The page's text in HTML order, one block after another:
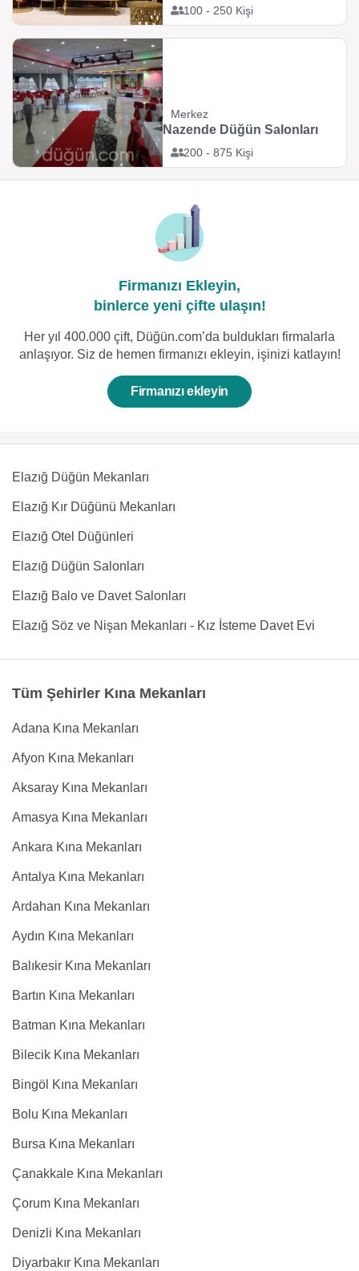
100 - 250 Kişi
Merkez
200 - 875 Kişi
Nazende Düğün Salonları
Firmanızı Ekleyin,
binlerce yeni çifte ulaşın!
Her yıl 400.000 çift, Düğün.com’da buldukları firmalarla
anlaşıyor. Siz de hemen firmanızı ekleyin, işinizi katlayın!
Firmanızı ekleyin
Elazığ Düğün Mekanları
Elazığ Kır Düğünü Mekanları
Elazığ Otel Düğünleri
Elazığ Düğün Salonları
Elazığ Balo ve Davet Salonları
Elazığ Söz ve Nişan Mekanları - Kız İsteme Davet Evi
Tüm Şehirler Kına Mekanları
Adana Kına Mekanları
Afyon Kına Mekanları
Aksaray Kına Mekanları
Amasya Kına Mekanları
Ankara Kına Mekanları
Antalya Kına Mekanları
Ardahan Kına Mekanları
Aydın Kına Mekanları
Balıkesir Kına Mekanları
Bartın Kına Mekanları
Batman Kına Mekanları
Bilecik Kına Mekanları
Bingöl Kına Mekanları
Bolu Kına Mekanları
Bursa Kına Mekanları
Çanakkale Kına Mekanları
Çorum Kına Mekanları
Denizli Kına Mekanları
Diyarbakır Kına Mekanları